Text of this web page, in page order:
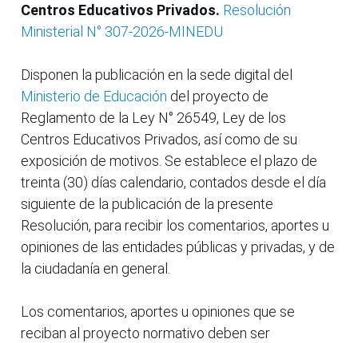
Centros Educativos Privados. Resolución
Ministerial N° 307-2026-MINEDU
Disponen la publicación en la sede digital del
Ministerio de Educación del proyecto de
Reglamento de la Ley N° 26549, Ley de los
Centros Educativos Privados, así como de su
exposición de motivos. Se establece el plazo de
treinta (30) días calendario, contados desde el día
siguiente de la publicación de la presente
Resolución, para recibir los comentarios, aportes u
opiniones de las entidades públicas y privadas, y de
la ciudadanía en general.
Los comentarios, aportes u opiniones que se
reciban al proyecto normativo deben ser